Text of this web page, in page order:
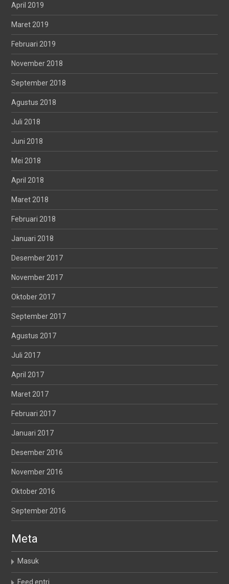
April 2019
Maret 2019
Februari 2019
November 2018
September 2018
Agustus 2018
Juli 2018
Juni 2018
Mei 2018
April 2018
Maret 2018
Februari 2018
Januari 2018
Desember 2017
November 2017
Oktober 2017
September 2017
Agustus 2017
Juli 2017
April 2017
Maret 2017
Februari 2017
Januari 2017
Desember 2016
November 2016
Oktober 2016
September 2016
Meta
Masuk
Feed entri